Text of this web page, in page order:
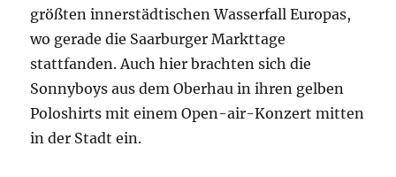
größten innerstädtischen Wasserfall Europas,
wo gerade die Saarburger Markttage
stattfanden. Auch hier brachten sich die
Sonnyboys aus dem Oberhau in ihren gelben
Poloshirts mit einem Open-air-Konzert mitten
in der Stadt ein.